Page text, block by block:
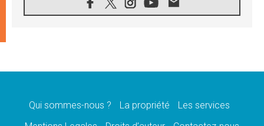
07.08.2026
1ère Conférence continentale sur l'éducation
07.08.2026
07.08.2026
Qui sommes-nous ? La propriété
Les services